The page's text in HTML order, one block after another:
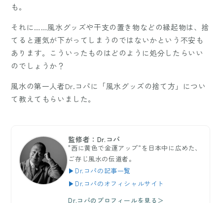
も。
それに……風水グッズや干支の置き物などの縁起物は、捨
てると運気が下がってしまうのではないかという不安も
あります。こういったものはどのように処分したらいい
のでしょうか？
風水の第一人者Dr.コパに「風水グッズの捨て方」につい
て教えてもらいました。
監修者：Dr.コパ
"西に黄色で金運アップ”を日本中に広めた、
ご存じ風水の伝道者。
▶Dr.コパの記事一覧
▶Dr.コパのオフィシャルサイト
Dr.コパのプロフィールを見る＞